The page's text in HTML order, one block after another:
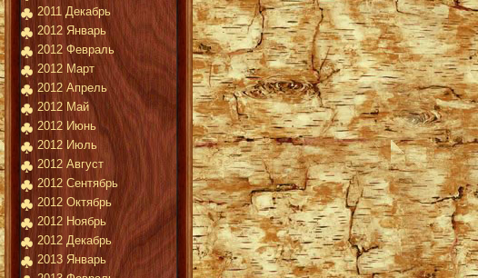
2011 Декабрь
2012 Январь
2012 Февраль
2012 Март
2012 Апрель
2012 Май
2012 Июнь
2012 Июль
2012 Август
2012 Сентябрь
2012 Октябрь
2012 Ноябрь
2012 Декабрь
2013 Январь